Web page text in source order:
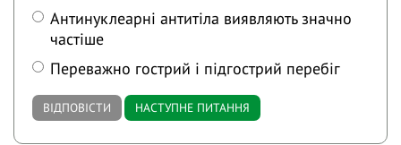
Антинуклеарні антитіла виявляють значно
частіше
Переважно гострий і підгострий перебіг
ВІДПОВІСТИ НАСТУПНЕ ПИТАННЯ